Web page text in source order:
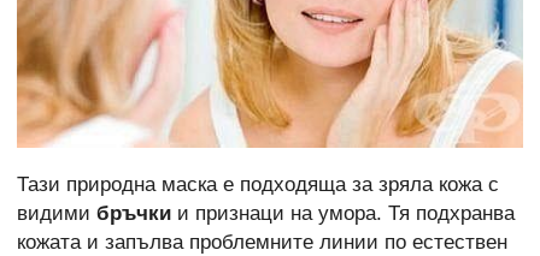
Тази природна маска е подходяща за зряла кожа с
видими бръчки и признаци на умора. Тя подхранва
кожата и запълва проблемните линии по естествен